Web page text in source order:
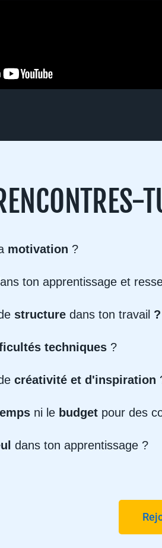
motivation ?
ton apprentissage et
structuredans ton travail ?
techniques?
créativité et d'inspiration
ni le budgetpour des
dans ton apprentissage ?